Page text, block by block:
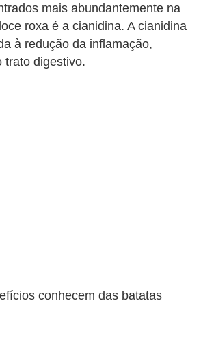
mais abundantemente na
roxa é a cianidina. A cianidina
à redução da inflamação,
trato digestivo.
conhecem das batatas